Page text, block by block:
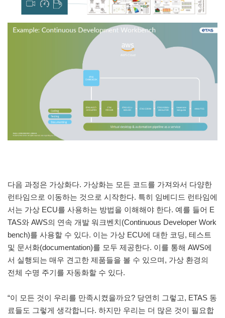
다음 과정은 가상화다. 가상화는 모든 코드를 가져와서 다양한
런타임으로 이동하는 것으로 시작한다. 특히 임베디드 런타임에
서는 가상 ECU를 사용하는 방법을 이해해야 한다. 예를 들어 E
TAS와 AWS의 연속 개발 워크벤치(Continuous Developer Work
bench)를 사용할 수 있다. 이는 가상 ECU에 대한 코딩, 테스트
및 문서화(documentation)를 모두 제공한다. 이를 통해 AWS에
서 실행되는 매우 견고한 제품들을 볼 수 있으며, 가상 환경의
전체 수명 주기를 자동화할 수 있다.
“이 모든 것이 우리를 만족시켰을까요? 당연히 그렇고, ETAS 동
료들도 그렇게 생각합니다. 하지만 우리는 더 많은 것이 필요합